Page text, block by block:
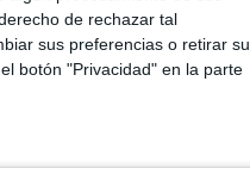
de rechazar tal
sus preferencias o retirar su
botón "Privacidad" en la parte
TOTAL